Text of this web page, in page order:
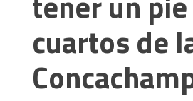
cuartos de